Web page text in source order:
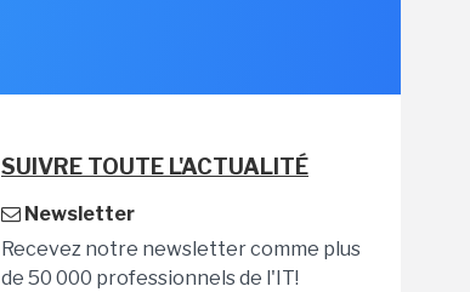
SUIVRE TOUTE L'ACTUALITÉ
Newsletter
Recevez notre newsletter comme plus
de 50 000 professionnels de l'IT!